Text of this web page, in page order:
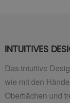
INTUITIVES
Das intuitive
wie mit den
Oberflächen und